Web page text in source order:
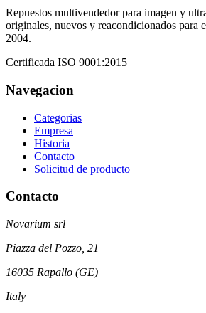
Repuestos multivendedor para imagen y
originales, nuevos y reacondicionados para
2004.
Certificada ISO 9001:2015
Navegacion
Categorias
Empresa
Historia
Contacto
Solicitud de producto
Contacto
Novarium srl
Piazza del Pozzo, 21
16035 Rapallo (GE)
Italy